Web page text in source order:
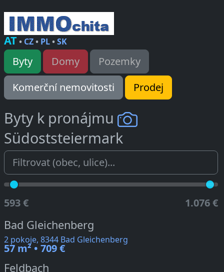
AT• CZ• PL•SK
Byty Domy
Pozemky
Komerční nemovitosti
Prodej
Byty k pronájmu
Südoststeiermark
593 € 1.076 €
Bad Gleichenberg
2 pokoje, 8344 Bad Gleichenberg
57 m² • 709 €
Feldbach